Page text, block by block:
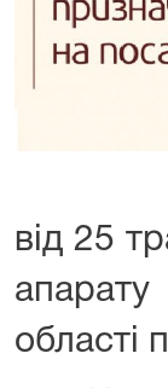
від 25
області